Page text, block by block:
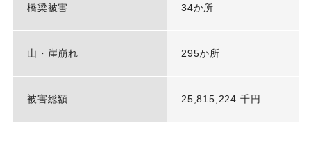
橋梁被害 34か所
山・崖崩れ 295か所
被害総額 25,815,224 千円